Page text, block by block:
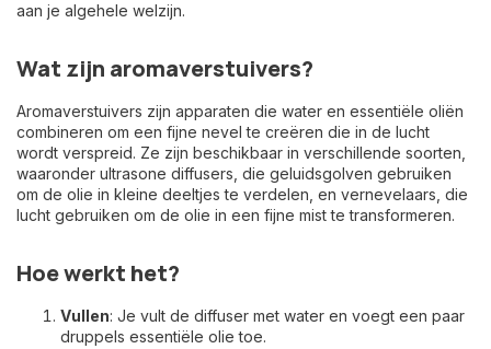
aan je algehele welzijn.
Wat zijn aromaverstuivers?
Aromaverstuivers zijn apparaten die water en essentiële oliën
combineren om een fijne nevel te creëren die in de lucht
wordt verspreid. Ze zijn beschikbaar in verschillende soorten,
waaronder ultrasone diffusers, die geluidsgolven gebruiken
om de olie in kleine deeltjes te verdelen, en vernevelaars, die
lucht gebruiken om de olie in een fijne mist te transformeren.
Hoe werkt het?
Vullen: Je vult de diffuser met water en voegt een paar
druppels essentiële olie toe.